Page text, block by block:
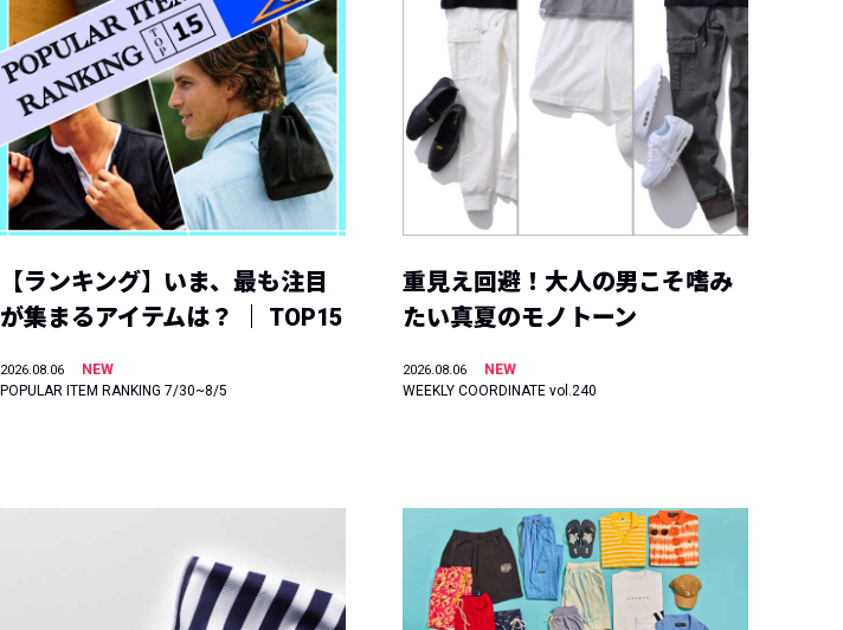
【ランキング】いま、最も注目
が集まるアイテムは？ ｜ TOP15
2026.08.06
NEW
POPULAR ITEM RANKING 7/30~8/5
重見え回避！大人の男こそ嗜み
たい真夏のモノトーン
2026.08.06
NEW
WEEKLY COORDINATE vol.240